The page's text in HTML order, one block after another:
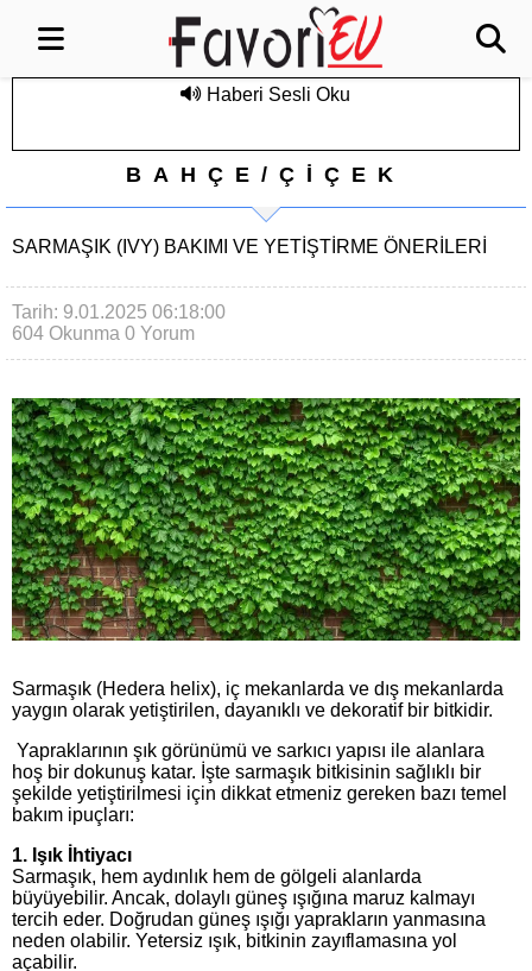
Haberi Sesli Oku
BAHÇE/ÇİÇEK
SARMAŞIK (IVY) BAKIMI VE YETIŞTIRME ÖNERILERI
Tarih: 9.01.2025 06:18:00
604 Okunma 0 Yorum
Sarmaşık (Hedera helix), iç mekanlarda ve dış mekanlarda
yaygın olarak yetiştirilen, dayanıklı ve dekoratif bir bitkidir.
Yapraklarının şık görünümü ve sarkıcı yapısı ile alanlara
hoş bir dokunuş katar. İşte sarmaşık bitkisinin sağlıklı bir
şekilde yetiştirilmesi için dikkat etmeniz gereken bazı temel
bakım ipuçları:
1. Işık İhtiyacı
Sarmaşık, hem aydınlık hem de gölgeli alanlarda
büyüyebilir. Ancak, dolaylı güneş ışığına maruz kalmayı
tercih eder. Doğrudan güneş ışığı yaprakların yanmasına
neden olabilir. Yetersiz ışık, bitkinin zayıflamasına yol
açabilir.